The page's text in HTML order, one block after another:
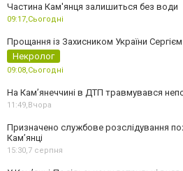
Частина Кам'янця залишиться без води
09:17,Сьогодні
Прощання із Захисником України
Некролог
09:08,Сьогодні
На Кам’янеччині в ДТП травмувався
11:49,Вчора
Призначено службове розслідування
Кам’янці
15:30,7 серпня